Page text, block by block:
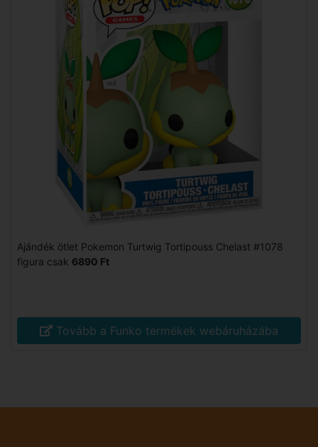
Ajándék ötlet Pokemon Turtwig Tortipouss Chelast #1078
figura csak 6890 Ft
Tovább a Funko termékek webáruházába